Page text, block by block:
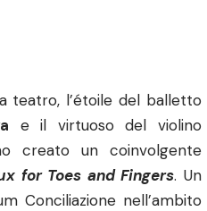
teatro, l’étoile del balletto
e il virtuoso del violino
creato un coinvolgente
for Toes and Fingers. Un
Conciliazione nell’ambito